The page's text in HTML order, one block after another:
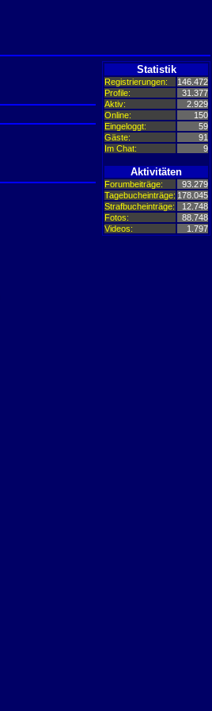
Statistik
Registrierungen:
146.472
Profile:
31.377
Aktiv:
2.929
Online:
150
Eingeloggt:
59
Gäste:
91
Im Chat:
9
Aktivitäten
Forumbeiträge:
93.279
Tagebucheinträge: 178.045
Strafbucheinträge:
12.748
Fotos:
88.748
Videos:
1.797